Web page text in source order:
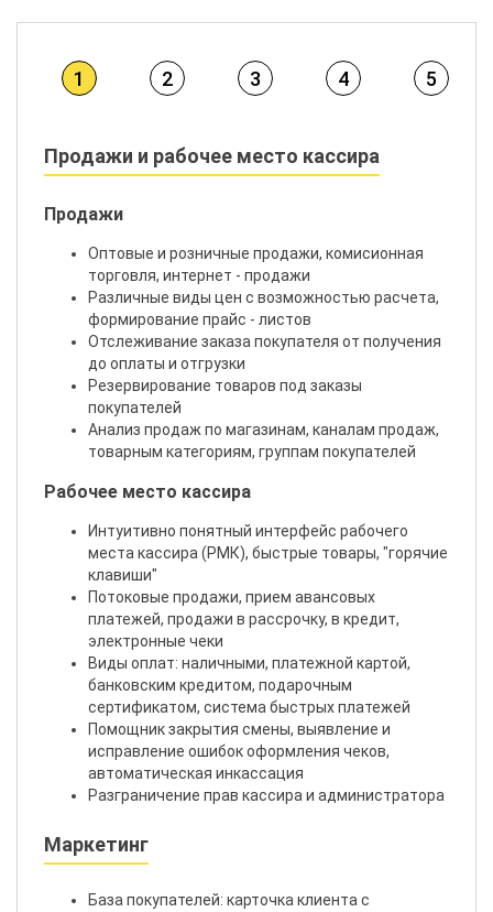
1 2 3 4 5
Продажи и рабочее место кассира
Продажи
Оптовые и розничные продажи, комисионная
торговля, интернет - продажи
Различные виды цен с возможностью расчета,
формирование прайс - листов
Отслеживание заказа покупателя от получения
до оплаты и отгрузки
Резервирование товаров под заказы
покупателей
Анализ продаж по магазинам, каналам продаж,
товарным категориям, группам покупателей
Рабочее место кассира
Интуитивно понятный интерфейс рабочего
места кассира (РМК), быстрые товары, "горячие
клавиши"
Потоковые продажи, прием авансовых
платежей, продажи в рассрочку, в кредит,
электронные чеки
Виды оплат: наличными, платежной картой,
банковским кредитом, подарочным
сертификатом, система быстрых платежей
Помощник закрытия смены, выявление и
исправление ошибок оформления чеков,
автоматическая инкассация
Разграничение прав кассира и администратора
Маркетинг
База покупателей: карточка клиента с